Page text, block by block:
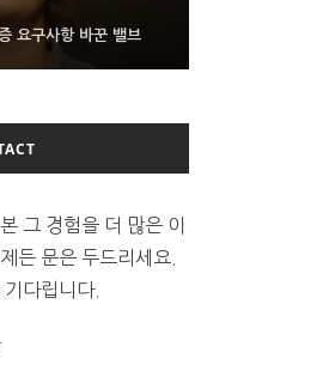
요구사항 바꾼 밸브
드로이드 장치용 구글 어
트
모리 ZHBM·ZNAND-O
인 삼성전자
그 경험을 더 많은 이
든 문은 두드리세요.
다립니다.